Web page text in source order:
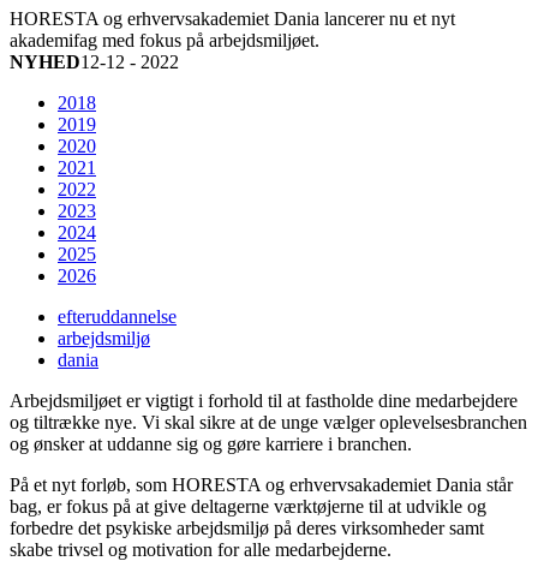
HORESTA og erhvervsakademiet Dania lancerer nu et nyt
akademifag med fokus på arbejdsmiljøet.
NYHED12-12 - 2022
2018
2019
2020
2021
2022
2023
2024
2025
2026
efteruddannelse
arbejdsmiljø
dania
Arbejdsmiljøet er vigtigt i forhold til at fastholde dine medarbejdere
og tiltrække nye. Vi skal sikre at de unge vælger oplevelsesbranchen
og ønsker at uddanne sig og gøre karriere i branchen.
På et nyt forløb, som HORESTA og erhvervsakademiet Dania står
bag, er fokus på at give deltagerne værktøjerne til at udvikle og
forbedre det psykiske arbejdsmiljø på deres virksomheder samt
skabe trivsel og motivation for alle medarbejderne.